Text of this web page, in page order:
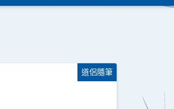
道侶隨筆